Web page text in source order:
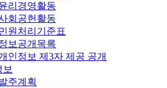
리경영활동
회공헌활동
원처리기준표
보공개목록
인정보 제3자 제공 공개
주계획